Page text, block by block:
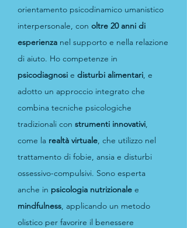
orientamento psicodinamico umanistico
interpersonale, con oltre 20 anni di
esperienza nel supporto e nella relazione
di aiuto. Ho competenze in
psicodiagnosi e disturbi alimentari, e
adotto un approccio integrato che
combina tecniche psicologiche
tradizionali con strumenti innovativi,
come la realtà virtuale, che utilizzo nel
trattamento di fobie, ansia e disturbi
ossessivo-compulsivi. Sono esperta
anche in psicologia nutrizionale e
mindfulness, applicando un metodo
olistico per favorire il benessere